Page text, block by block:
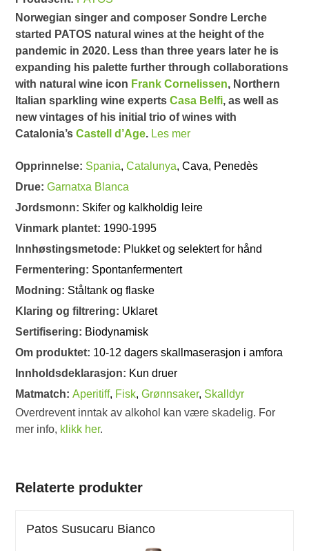
Norwegian singer and composer Sondre Lerche
started PATOS natural wines at the height of the
pandemic in 2020. Less than three years later he is
expanding his palette further through collaborations
with natural wine icon Frank Cornelissen, Northern
Italian sparkling wine expertsCasa Belfi, as well as
new vintages of his initial trio of wines with
Catalonia’sCastell d’Age. Les mer
Opprinnelse: Spania,Catalunya, Cava, Penedès
Drue:Garnatxa Blanca
Jordsmonn: Skifer og kalkholdig leire
Vinmark plantet: 1990-1995
Innhøstingsmetode: Plukket og selektert for hånd
Fermentering: Spontanfermentert
Modning: Ståltank og flaske
Klaring og filtrering: Uklaret
Sertifisering: Biodynamisk
Om produktet: 10-12 dagers skallmaserasjon i amfora
Innholdsdeklarasjon: Kun druer
Matmatch:Aperitiff, Fisk,Grønnsaker, Skalldyr
Overdrevent inntak av alkohol kan være skadelig. For
mer info, klikk her.
Relaterte produkter
Patos Susucaru Bianco